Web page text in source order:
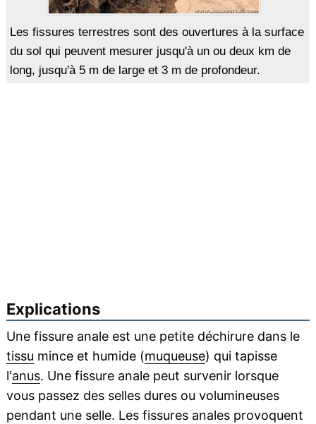
Les fissures terrestres sont des ouvertures à la surface
du sol qui peuvent mesurer jusqu'à un ou deux km de
long, jusqu'à 5 m de large et 3 m de profondeur.
Explications
Une fissure anale est une petite déchirure dans le
tissu mince et humide (muqueuse) qui tapisse
l'anus. Une fissure anale peut survenir lorsque
vous passez des selles dures ou volumineuses
pendant une selle. Les fissures anales provoquent